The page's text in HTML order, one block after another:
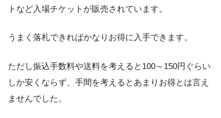
トなど入場チケットが販売されています。
うまく落札できればかなりお得に入手できます。
ただし振込手数料や送料を考えると100～150円ぐらい
しか安くならず、手間を考えるとあまりお得とは言え
ませんでした。